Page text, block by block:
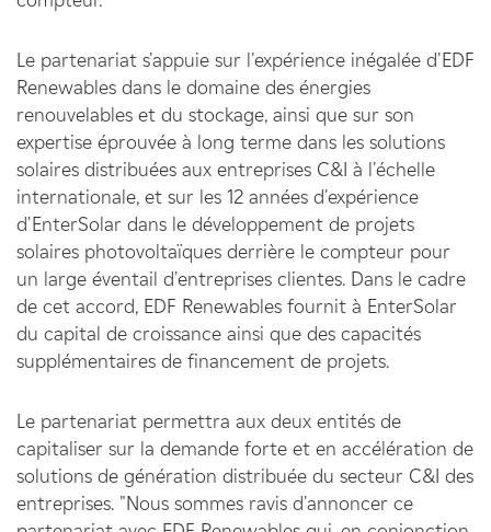
Le partenariat s'appuie sur l'expérience inégalée d'EDF
Renewables dans le domaine des énergies
renouvelables et du stockage, ainsi que sur son
expertise éprouvée à long terme dans les solutions
solaires distribuées aux entreprises C&I à l'échelle
internationale, et sur les 12 années d'expérience
d'EnterSolar dans le développement de projets
solaires photovoltaïques derrière le compteur pour
un large éventail d'entreprises clientes. Dans le cadre
de cet accord, EDF Renewables fournit à EnterSolar
du capital de croissance ainsi que des capacités
supplémentaires de financement de projets.
Le partenariat permettra aux deux entités de
capitaliser sur la demande forte et en accélération de
solutions de génération distribuée du secteur C&I des
entreprises. "Nous sommes ravis d'annoncer ce